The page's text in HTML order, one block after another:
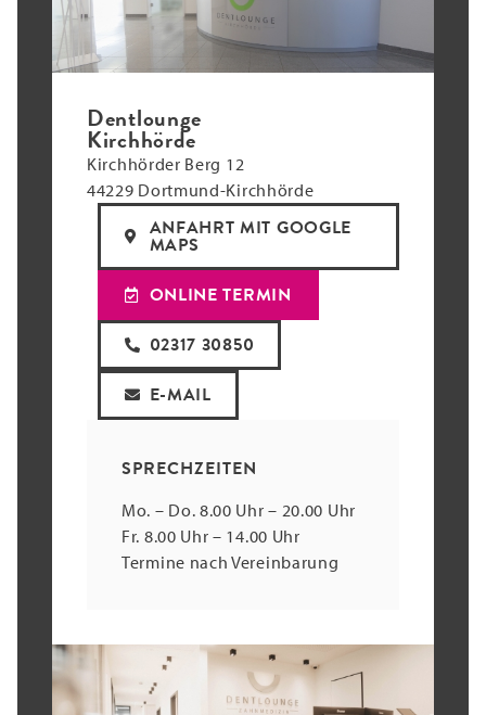
Dentlounge
Kirchhörde
Kirchhörder Berg 12
44229 Dortmund-Kirchhörde
ANFAHRT MIT GOOGLE
MAPS
ONLINE TERMIN
02317 30850
E-MAIL
SPRECHZEITEN
Mo. – Do. 8.00 Uhr – 20.00 Uhr
Fr. 8.00 Uhr – 14.00 Uhr
Termine nach Vereinbarung